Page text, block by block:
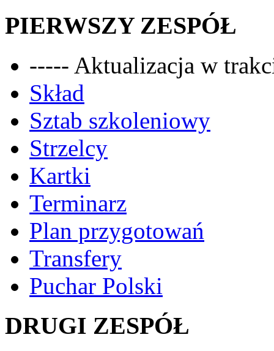
PIERWSZY ZESPÓŁ
----- Aktualizacja w
Skład
Sztab szkoleniowy
Strzelcy
Kartki
Terminarz
Plan przygotowań
Transfery
Puchar Polski
DRUGI ZESPÓŁ